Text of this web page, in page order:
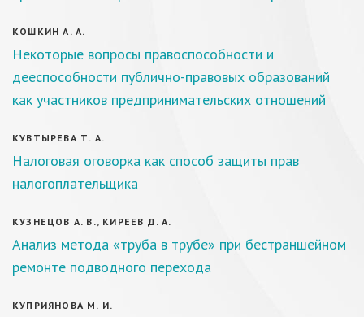
КОШКИН А. А.
Некоторые вопросы правоспособности и
дееспособности публично-правовых образований
как участников предпринимательских отношений
КУВТЫРЕВА Т. А.
Налоговая оговорка как способ защиты прав
налогоплательщика
КУЗНЕЦОВ А. В., КИРЕЕВ Д. А.
Анализ метода «труба в трубе» при бестраншейном
ремонте подводного перехода
КУПРИЯНОВА М. И.